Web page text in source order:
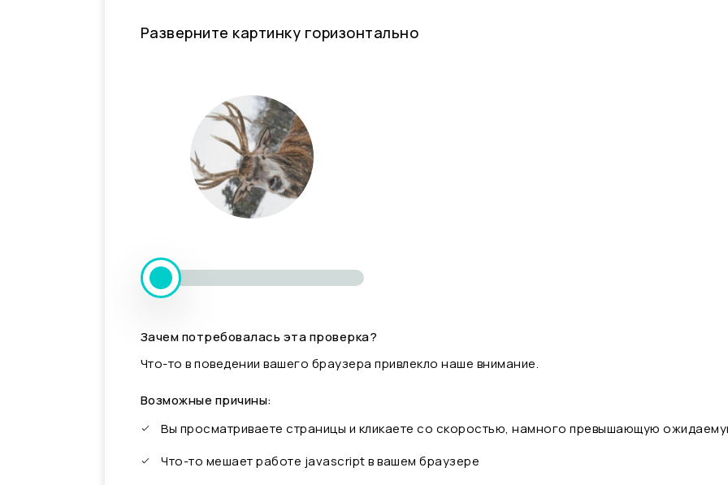
Разверните картинку горизонтально
Зачем потребовалась эта проверка?
Что-то в поведении вашего браузера привлекло наше внимание.
Возможные причины:
Вы просматриваете страницы и кликаете со скоростью, намного превышающую
Что-то мешает работе javascript в вашем браузере